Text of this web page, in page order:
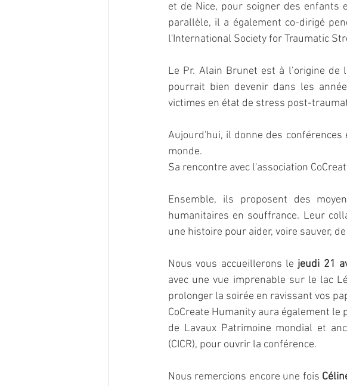
et de Nice, pour soigner des enfants
parallèle, il a également co-dirigé
l'International Society for Traumatic
Le Pr. Alain Brunet est à l’origine de
pourrait bien devenir dans les
victimes en état de stress post-
Aujourd'hui, il donne des
monde.
Sa rencontre avec l'association
Ensemble, ils proposent des
humanitaires en souffrance. Leur
une histoire pour aider, voire sauver,
Nous vous accueillerons le jeudi 21
avec une vue imprenable sur le lac
prolonger la soirée en ravissant vos
CoCreate Humanity aura également
de Lavaux Patrimoine mondial et
(CICR), pour ouvrir la conférence.
Nous remercions encore une fois